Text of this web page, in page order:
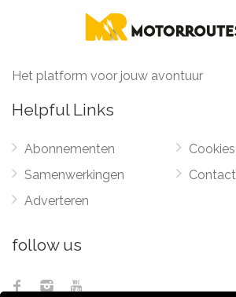
Het platform voor jouw avontuur
Helpful Links
Abonnementen
Samenwerkingen
Adverteren
Cookies
Contact
follow us